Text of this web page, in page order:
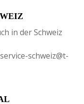
in der Schweiz
schweiz@t-